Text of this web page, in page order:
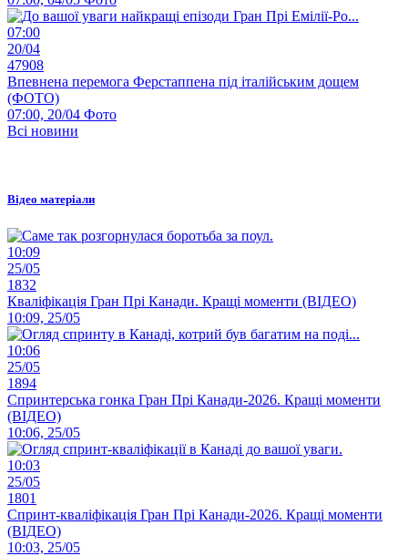
07:00
20/04
47908
Впевнена перемога Ферстаппена під італійським дощем
(ФОТО)
07:00, 20/04 Фото
Всі новини
Відео матеріали
10:09
25/05
1832
Кваліфікація Гран Прі Канади. Кращі моменти (ВІДЕО)
10:09, 25/05
10:06
25/05
1894
Спринтерська гонка Гран Прі Канади-2026. Кращі моменти
(ВІДЕО)
10:06, 25/05
10:03
25/05
1801
Спринт-кваліфікація Гран Прі Канади-2026. Кращі моменти
(ВІДЕО)
10:03, 25/05